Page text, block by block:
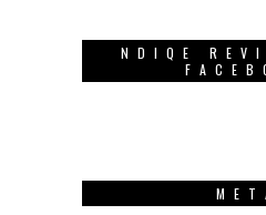
NDIQE